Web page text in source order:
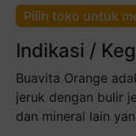
Pilih toko untuk
Indikasi /
Buavita Orange
jeruk dengan bulir
dan mineral lain